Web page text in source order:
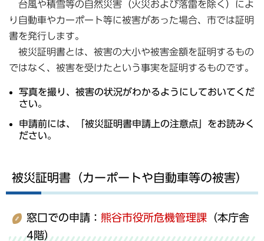
台風や積雪等の自然災害（火災および落雷を除く）によ
り自動車やカーポート等に被害があった場合、市では証明
書を発行します。
被災証明書とは、被害の大小や被害金額を証明するもの
ではなく、被害を受けたという事実を証明するものです。
写真を撮り、被害の状況がわかるようにしておいてくだ
さい。
申請前には、「被災証明書申請上の注意点」をお読みく
ださい。
被災証明書（カーポートや自動車等の被害）
窓口での申請： 熊谷市役所危機管理課 （本庁舎
4階）